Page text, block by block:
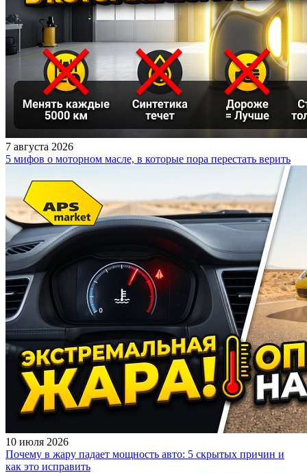
7 августа 2026
5 мифов о моторном масле, в которые пора перестать верить
10 июля 2026
Почему в жару падает мощность авто: 5 скрытых причин и
как это исправить